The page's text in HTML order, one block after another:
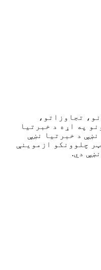
تجاوزاتو،
په اړه د خبرتیا
د خبرتیا نښې
چلوونکو ازموینې
دي.